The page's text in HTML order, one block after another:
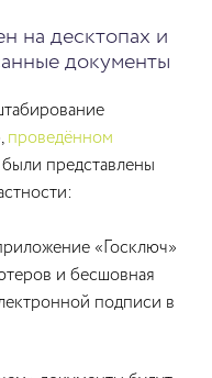
на десктопах и
документы
проведённом
были представлены
«Госключ»
и бесшовная
подписи в